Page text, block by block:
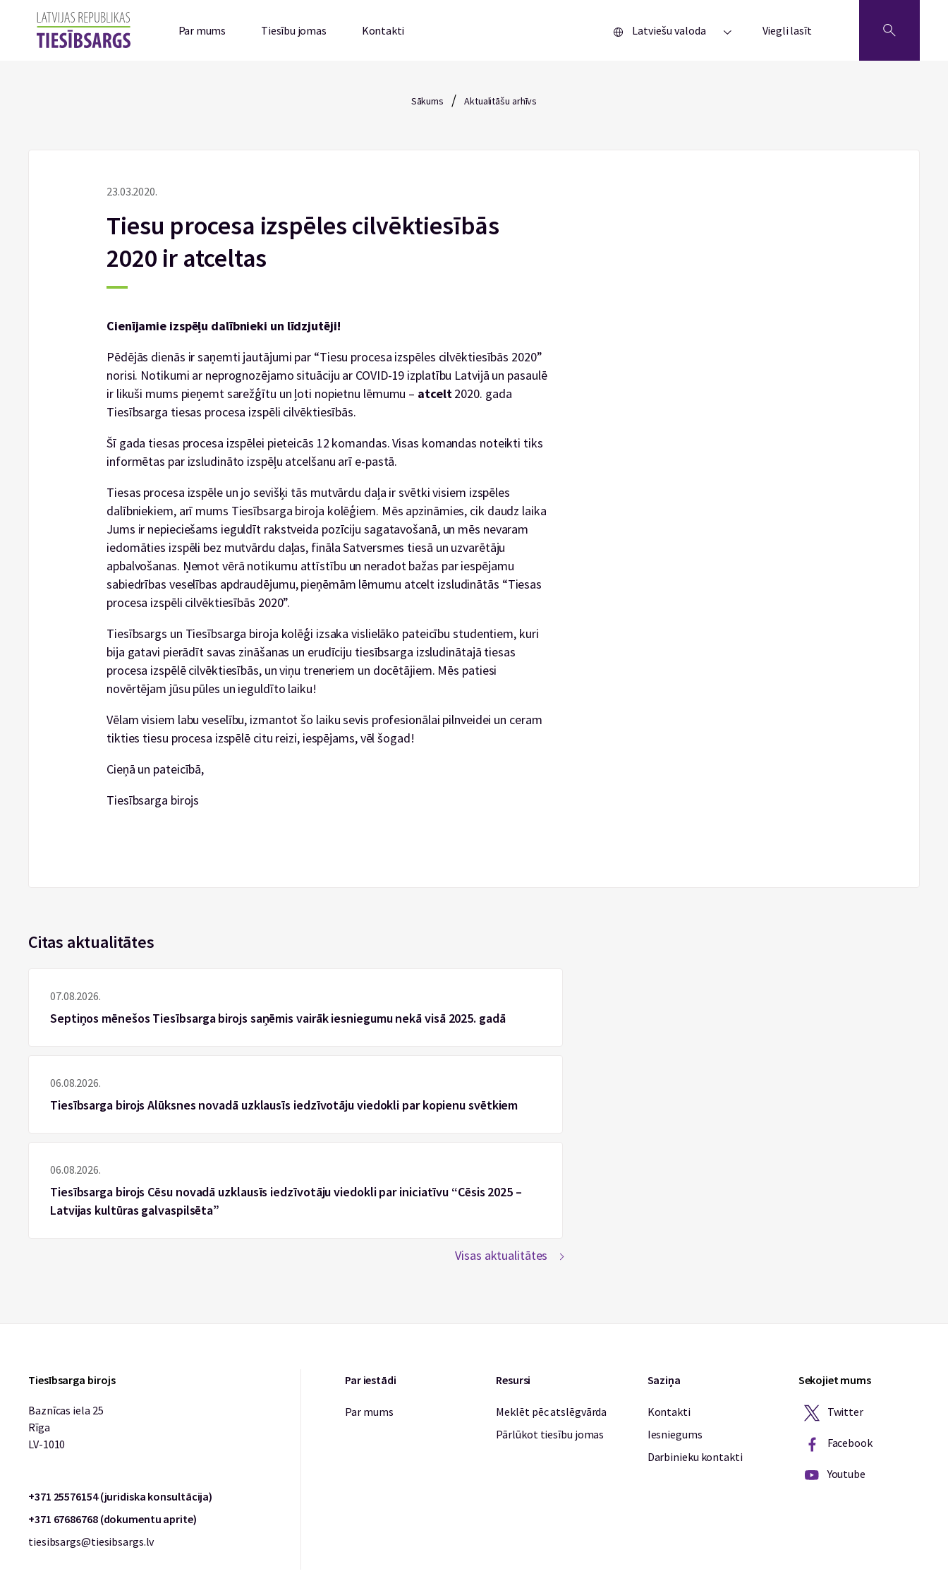
Par mums Tiesību jomas Kontakti Latviešu valoda Viegli lasīt
Sākums / Aktualitāšu arhīvs
23.03.2020.
Tiesu procesa izspēles cilvēktiesībās
2020 ir atceltas
Cienījamie izspēļu dalībnieki un līdzjutēji!
Pēdējās dienās ir saņemti jautājumi par “Tiesu procesa izspēles cilvēktiesībās 2020”
norisi. Notikumi ar neprognozējamo situāciju ar COVID-19 izplatību Latvijā un pasaulē
ir likuši mums pieņemt sarežģītu un ļoti nopietnu lēmumu – atcelt2020. gada
Tiesībsarga tiesas procesa izspēli cilvēktiesībās.
Šī gada tiesas procesa izspēlei pieteicās 12 komandas. Visas komandas noteikti tiks
informētas par izsludināto izspēļu atcelšanu arī e-pastā.
Tiesas procesa izspēle un jo sevišķi tās mutvārdu daļa ir svētki visiem izspēles
dalībniekiem, arī mums Tiesībsarga biroja kolēģiem. Mēs apzināmies, cik daudz laika
Jums ir nepieciešams ieguldīt rakstveida pozīciju sagatavošanā, un mēs nevaram
iedomāties izspēli bez mutvārdu daļas, fināla Satversmes tiesā un uzvarētāju
apbalvošanas. Ņemot vērā notikumu attīstību un neradot bažas par iespējamu
sabiedrības veselības apdraudējumu, pieņēmām lēmumu atcelt izsludinātās “Tiesas
procesa izspēli cilvēktiesībās 2020”.
Tiesībsargs un Tiesībsarga biroja kolēģi izsaka vislielāko pateicību studentiem, kuri
bija gatavi pierādīt savas zināšanas un erudīciju tiesībsarga izsludinātajā tiesas
procesa izspēlē cilvēktiesībās, un viņu treneriem un docētājiem. Mēs patiesi
novērtējam jūsu pūles un ieguldīto laiku!
Vēlam visiem labu veselību, izmantot šo laiku sevis profesionālai pilnveidei un ceram
tikties tiesu procesa izspēlē citu reizi, iespējams, vēl šogad!
Cieņā un pateicībā,
Tiesībsarga birojs
Citas aktualitātes
07.08.2026.
Septiņos mēnešos Tiesībsarga birojs saņēmis vairāk iesniegumu nekā visā 2025. gadā
06.08.2026.
Tiesībsarga birojs Alūksnes novadā uzklausīs iedzīvotāju viedokli par kopienu svētkiem
06.08.2026.
Tiesībsarga birojs Cēsu novadā uzklausīs iedzīvotāju viedokli par iniciatīvu “Cēsis 2025 –
Latvijas kultūras galvaspilsēta”
Visas aktualitātes
Tiesībsarga birojs
Baznīcas iela 25
Rīga
LV-1010
+371 25576154 (juridiska konsultācija)
+371 67686768 (dokumentu aprite)
tiesibsargs@tiesibsargs.lv
Par iestādi
Par mums
Resursi
Meklēt pēc atslēgvārda
Pārlūkot tiesību jomas
Saziņa
Kontakti
Iesniegums
Darbinieku kontakti
Sekojiet mums
Twitter
Facebook
Youtube